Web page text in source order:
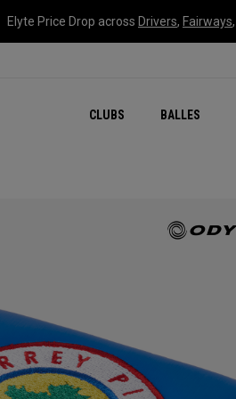
Elyte Price Drop across Drivers, Fairways,
CLUBS BALLES